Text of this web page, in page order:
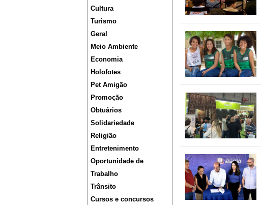
Cultura
Turismo
Geral
Meio Ambiente
Economia
Holofotes
Pet Amigão
Promoção
Obtuários
Solidariedade
Religião
Entretenimento
Oportunidade de
Trabalho
Trânsito
Cursos e concursos